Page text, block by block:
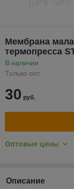
Мембрана
термопресса
В наличии
Только опт
30 руб.
Оптовые цены
Описание